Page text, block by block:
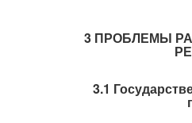
3 ПРОБЛЕМЫ
3.1